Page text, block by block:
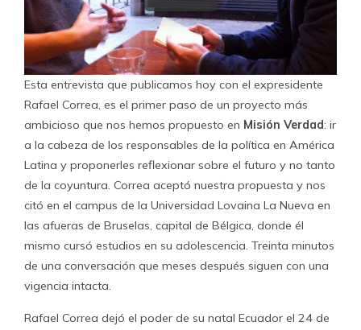
Esta entrevista que publicamos hoy con el expresidente
Rafael Correa, es el primer paso de un proyecto más
ambicioso que nos hemos propuesto en Misión Verdad: ir
a la cabeza de los responsables de la política en América
Latina y proponerles reflexionar sobre el futuro y no tanto
de la coyuntura. Correa aceptó nuestra propuesta y nos
citó en el campus de la Universidad Lovaina La Nueva en
las afueras de Bruselas, capital de Bélgica, donde él
mismo cursó estudios en su adolescencia. Treinta minutos
de una conversación que meses después siguen con una
vigencia intacta.
Rafael Correa dejó el poder de su natal Ecuador el 24 de